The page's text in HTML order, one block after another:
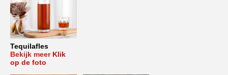
Tequilafles
Bekijk meer Klik
op de foto